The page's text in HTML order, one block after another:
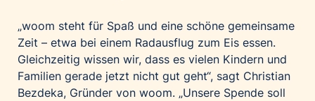
„woom steht für Spaß und eine schöne gemeinsame
Zeit – etwa bei einem Radausflug zum Eis essen.
Gleichzeitig wissen wir, dass es vielen Kindern und
Familien gerade jetzt nicht gut geht“, sagt Christian
Bezdeka, Gründer von woom. „Unsere Spende soll